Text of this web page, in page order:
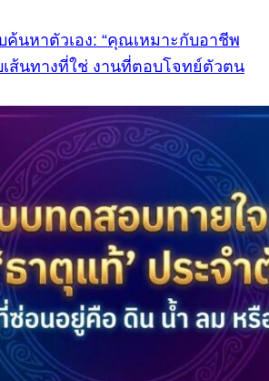
นหาตัวเอง: “คุณเหมาะกับอาชีพ
เส้นทางที่ใช่ งานที่ตอบโจทย์ตัวตน